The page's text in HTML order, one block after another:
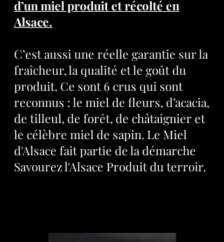
d’un miel produit et récolté en
Alsace.
C’est aussi une réelle garantie sur la
fraîcheur, la qualité et le goût du
produit. Ce sont 6 crus qui sont
reconnus : le miel de fleurs, d’acacia,
de tilleul, de forêt, de châtaignier et
le célèbre miel de sapin. Le Miel
d'Alsace fait partie de la démarche
Savourez l'Alsace Produit du terroir.